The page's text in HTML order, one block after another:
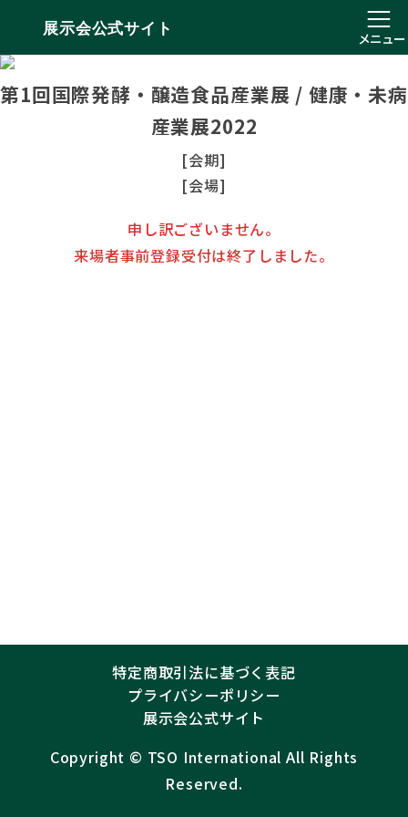
展示会公式サイト
メニュー
第1回国際発酵・醸造食品産業展 / 健康・未病
産業展2022
[会期]
[会場]
申し訳ございません。
来場者事前登録受付は終了しました。
特定商取引法に基づく表記
プライバシーポリシー
展示会公式サイト
Copyright ©︎ TSO International All Rights
Reserved.